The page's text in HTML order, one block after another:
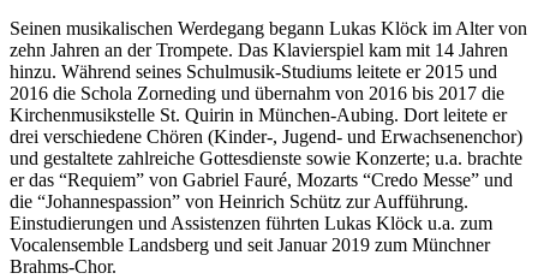
Seinen musikalischen Werdegang begann Lukas Klöck im Alter von
zehn Jahren an der Trompete. Das Klavierspiel kam mit 14 Jahren
hinzu. Während seines Schulmusik-Studiums leitete er 2015 und
2016 die Schola Zorneding und übernahm von 2016 bis 2017 die
Kirchenmusikstelle St. Quirin in München-Aubing. Dort leitete er
drei verschiedene Chören (Kinder-, Jugend- und Erwachsenenchor)
und gestaltete zahlreiche Gottesdienste sowie Konzerte; u.a. brachte
er das “Requiem” von Gabriel Fauré, Mozarts “Credo Messe” und
die “Johannespassion” von Heinrich Schütz zur Aufführung.
Einstudierungen und Assistenzen führten Lukas Klöck u.a. zum
Vocalensemble Landsberg und seit Januar 2019 zum Münchner
Brahms-Chor.